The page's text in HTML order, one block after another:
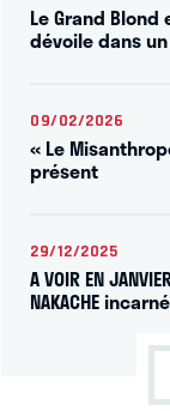
Le Grand
dévoile dans
09/02/2026
« Le
présent
29/12/2025
A VOIR EN
NAKACHE